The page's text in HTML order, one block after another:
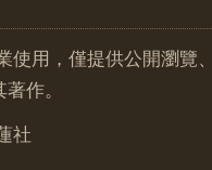
使用，僅提供公開瀏覽
作。
社